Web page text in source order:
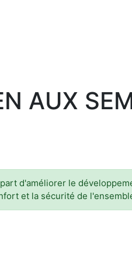
AUX
d'améliorer le
et la sécurité de